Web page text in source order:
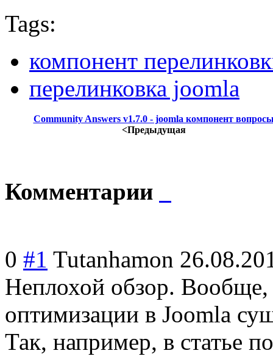
Tags:
компонент
перелинковка joomla
Community Answers v1.7.0 - joomla компонент
<Предыдущая
Комментарии
0 #1 Tutanhamon
Неплохой обзор.
оптимизации в Joomla
Так, например, в статье